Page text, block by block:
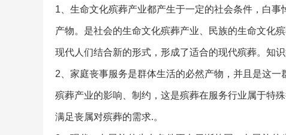
1、生命文化殡葬产业都产生于一定的社会条件，白
产物。是社会的生命文化殡葬产业、民族的生命文化
现代人们结合新的形式，形成了适合的现代殡葬。知识
2、家庭丧事服务是群体生活的必然产物，并且是这
殡葬产业的影响、制约，这是殡葬在服务行业属于特
满足丧属对殡葬的需求.。